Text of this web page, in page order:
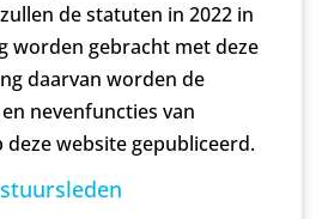
de statuten in 2022 in
worden gebracht met deze
daarvan worden de
nevenfuncties van
website gepubliceerd.